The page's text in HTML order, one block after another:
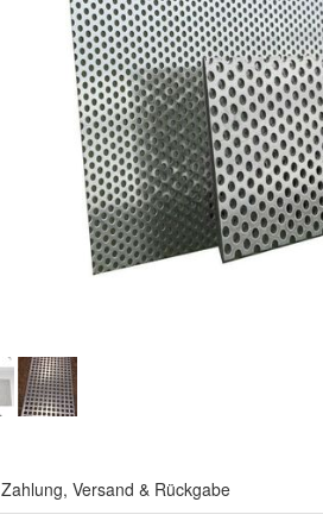
Zahlung, Versand & Rückgabe